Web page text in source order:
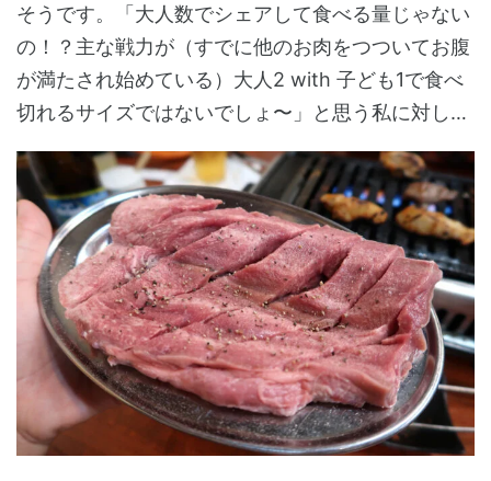
そうです。「大人数でシェアして食べる量じゃない
の！？主な戦力が（すでに他のお肉をつついてお腹
が満たされ始めている）大人2 with 子ども1で食べ
切れるサイズではないでしょ〜」と思う私に対し…